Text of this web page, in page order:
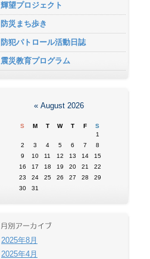
輝望プロジェクト
防災まち歩き
防犯パトロール活動日誌
震災教育プログラム
« August 2026
S M T W T F
S
1
2
3 4 5 6 7
8
9
10 11 12 13 14
15
16
17 18 19 20 21
22
23
24 25 26 27 28
29
30
31
2025年8月
2025年4月